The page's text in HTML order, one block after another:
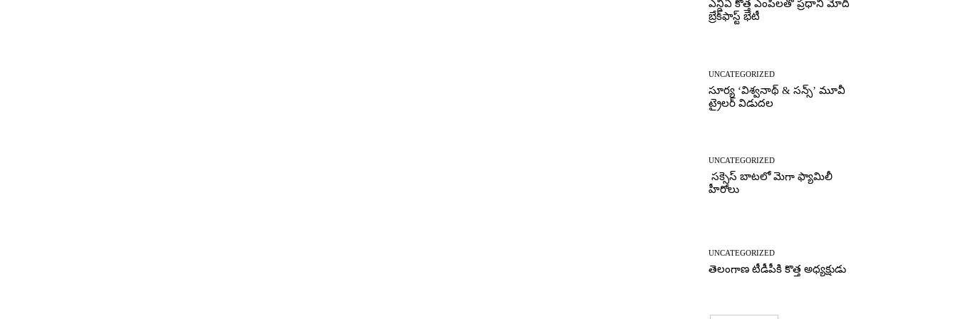
ఎన్డీఏ కొత్త ఎంపీలతో ప్రధాని మోదీ
బ్రేక్‌ఫాస్ట్ భేటీ
UNCATEGORIZED
సూర్య ‘విశ్వనాథ్ & సన్స్’ మూవీ
ట్రైలర్ విడుదల
UNCATEGORIZED
సక్సెస్ బాటలో మెగా ఫ్యామిలీ
హీరోలు
UNCATEGORIZED
తెలంగాణ టీడీపీకి కొత్త అధ్యక్షుడు